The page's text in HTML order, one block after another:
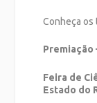
Conheça os
Premiação
Feira de
Estado do